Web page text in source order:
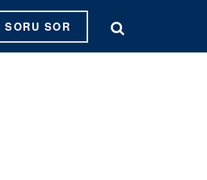
SORU SOR